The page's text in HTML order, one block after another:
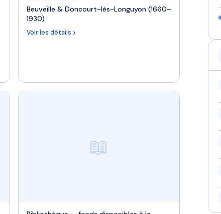
Beuveille & Doncourt-lès-Longuyon (1660–
1930)
Voir les détails
📖